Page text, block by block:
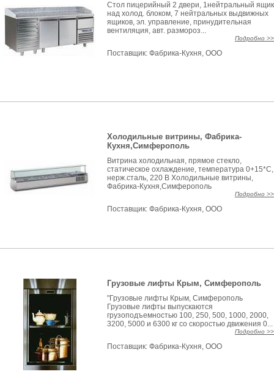
Стол пицерийный 2 двери, 1нейтральный ящик
над холод. блоком, 7 нейтральных выдвижных
ящиков, эл. управление, принудительная
вентиляция, авт. размороз...
Подробно >>
Поставщик: Фабрика-Кухня, ООО
Холодильные витрины, Фабрика-
Кухня,Симферополь
Витрина холодильная, прямое стекло,
статическое охлаждение, температура 0+15*С,
нерж.сталь, 220 В Холодильные витрины,
Фабрика-Кухня,Симферополь
Подробно >>
Поставщик: Фабрика-Кухня, ООО
Грузовые лифты Крым, Симферополь
"Грузовые лифты Крым, Симферополь
Грузовые лифты выпускаются
грузоподъемностью 100, 250, 500, 1000, 2000,
3200, 5000 и 6300 кг со скоростью движения 0...
Подробно >>
Поставщик: Фабрика-Кухня, ООО